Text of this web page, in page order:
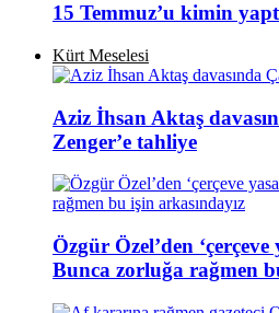
15 Temmuz’u kimin
Kürt Meselesi
Aziz İhsan Aktaş
Zenger’e tahliye
Özgür Özel’den ‘çerçeve
Bunca zorluğa rağmen